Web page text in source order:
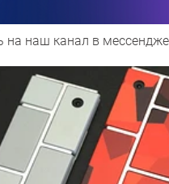
на наш канал в